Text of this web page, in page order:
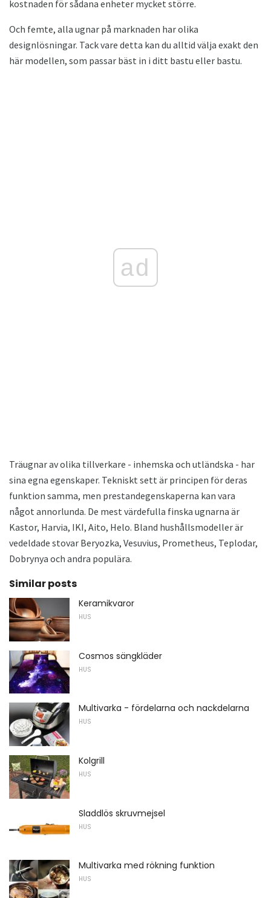
kostnaden för sådana enheter mycket större.
Och femte, alla ugnar på marknaden har olika
designlösningar. Tack vare detta kan du alltid välja exakt den
här modellen, som passar bäst in i ditt bastu eller bastu.
ad
Träugnar av olika tillverkare - inhemska och utländska - har
sina egna egenskaper. Tekniskt sett är principen för deras
funktion samma, men prestandegenskaperna kan vara
något annorlunda. De mest värdefulla finska ugnarna är
Kastor, Harvia, IKI, Aito, Helo. Bland hushållsmodeller är
vedeldade stovar Beryozka, Vesuvius, Prometheus, Teplodar,
Dobrynya och andra populära.
Similar posts
Keramikvaror
HUS
Cosmos sängkläder
HUS
Multivarka - fördelarna och nackdelarna
HUS
Kolgrill
HUS
Sladdlös skruvmejsel
HUS
Multivarka med rökning funktion
HUS